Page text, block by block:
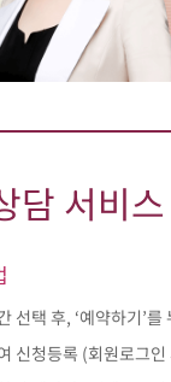
담 서비스
선택 후, ‘예약하기’
신청등록 (회원로그